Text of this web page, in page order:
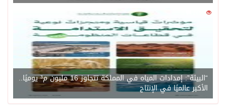
1450
“البيئة”: إمدادات المياه في المملكة تتجاوز 16 مليون م³ يوميًا..
الأكبر عالميًا في الإنتاج